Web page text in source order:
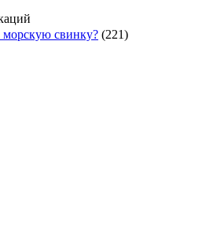
морскую свинку? (221)